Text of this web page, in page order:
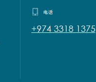
电话
+974 3318 1375